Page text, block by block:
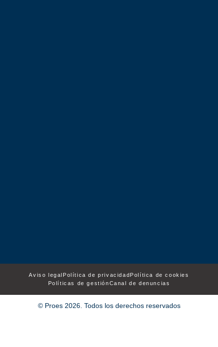
Aviso legal Política de privacidadPolítica de cookies
Políticas de gestiónCanal de denuncias
© Proes 2026. Todos los derechos reservados